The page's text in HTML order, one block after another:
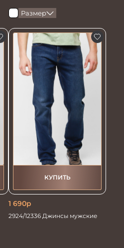
Размер
КУПИТЬ
1 690р
2924/12336 Джинсы мужские